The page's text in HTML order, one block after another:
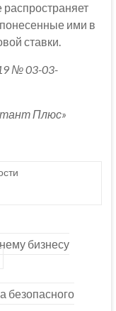
ими в
ставки.
№ 03-03-
Плюс»
бизнесу
безопасного